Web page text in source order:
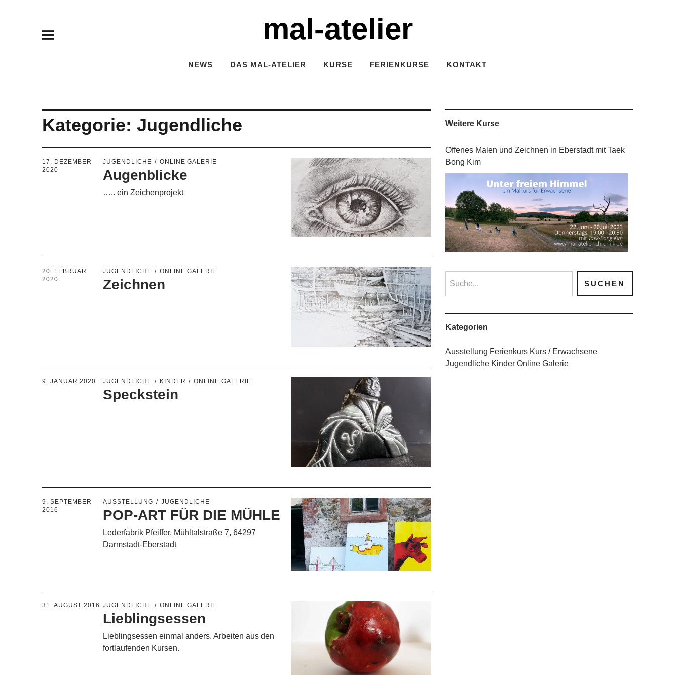
mal-atelier
NEWS DAS MAL-ATELIER KURSE FERIENKURSE KONTAKT
Kategorie: Jugendliche
17. DEZEMBER
2020
JUGENDLICHE ONLINE GALERIE
Augenblicke
….. ein Zeichenprojekt
20. FEBRUAR
2020
JUGENDLICHE ONLINE GALERIE
Zeichnen
9. JANUAR 2020 JUGENDLICHE KINDER ONLINE GALERIE
Speckstein
9. SEPTEMBER
2016
AUSSTELLUNG JUGENDLICHE
POP-ART FÜR DIE MÜHLE
Lederfabrik Pfeiffer, Mühltalstraße 7, 64297
Darmstadt-Eberstadt
31. AUGUST 2016 JUGENDLICHE ONLINE GALERIE
Lieblingsessen
Lieblingsessen einmal anders. Arbeiten aus den
fortlaufenden Kursen.
Weitere Kurse
Offenes Malen und Zeichnen in Eberstadt mit Taek
Bong Kim
Kategorien
Ausstellung Ferienkurs Kurs
Erwachsene
Jugendliche Kinder Online Galerie